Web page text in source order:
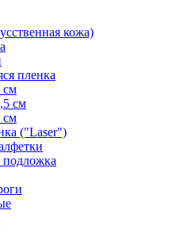
кожа)
пленка
см
("Laser")